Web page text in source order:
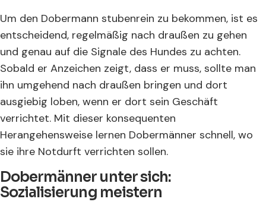
Um den Dobermann stubenrein zu bekommen, ist es
entscheidend, regelmäßig nach draußen zu gehen
und genau auf die Signale des Hundes zu achten.
Sobald er Anzeichen zeigt, dass er muss, sollte man
ihn umgehend nach draußen bringen und dort
ausgiebig loben, wenn er dort sein Geschäft
verrichtet. Mit dieser konsequenten
Herangehensweise lernen Dobermänner schnell, wo
sie ihre Notdurft verrichten sollen.
Dobermänner unter sich:
Sozialisierung meistern